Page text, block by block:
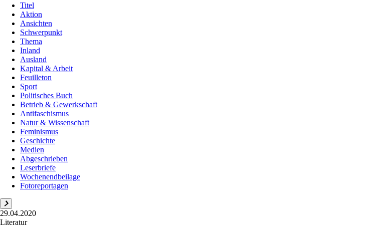
Titel
Aktion
Ansichten
Schwerpunkt
Thema
Inland
Ausland
Kapital & Arbeit
Feuilleton
Sport
Politisches Buch
Betrieb & Gewerkschaft
Antifaschismus
Natur & Wissenschaft
Feminismus
Geschichte
Medien
Abgeschrieben
Leserbriefe
Wochenendbeilage
Fotoreportagen
29.04.2020
Literatur